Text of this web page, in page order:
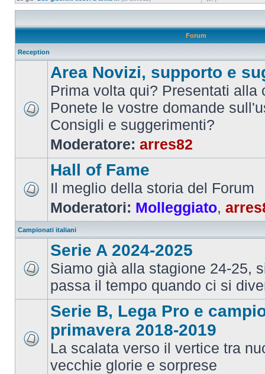
Forum
Reception
Area Novizi, supporto e
Prima volta qui? Presentati alla
Ponete le vostre domande
Consigli e suggerimenti?
Moderatore: arres82
Hall of Fame
Il meglio della storia del Forum
Moderatori: Molleggiato,
Campionati italiani
Serie A 2024-2025
Siamo già alla stagione 24-25,
passa il tempo quando ci si
Serie B, Lega Pro e
primavera 2018-2019
La scalata verso il vertice tra
vecchie glorie e sorprese